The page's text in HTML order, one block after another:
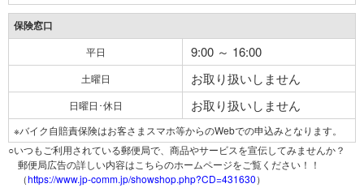
保険窓口
平日 9:00 ～ 16:00
土曜日 お取り扱いしません
日曜日･休日 お取り扱いしません
※バイク自賠責保険はお客さまスマホ等からのWebでの申込みとなります。
○いつもご利用されている郵便局で、商品やサービスを宣伝してみませんか？
郵便局広告の詳しい内容はこちらのホームページをご覧ください！！
（https://www.jp-comm.jp/showshop.php?CD=431630）